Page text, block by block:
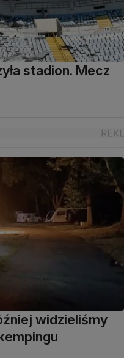
stadion. Mecz
widzieliśmy